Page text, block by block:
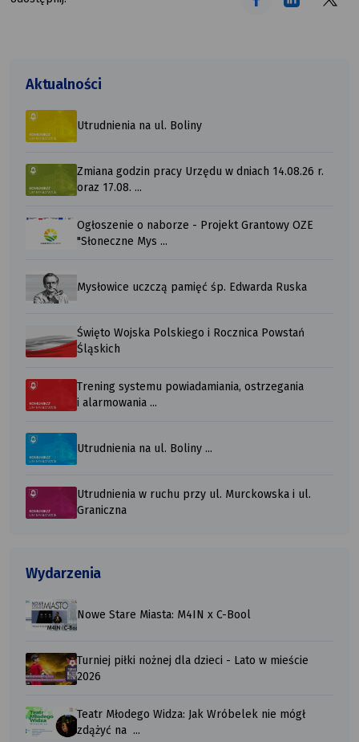
Aktualności
Utrudnienia na ul. Boliny
Zmiana godzin pracy Urzędu w dniach 14.08.26 r.
oraz 17.08. ...
Ogłoszenie o naborze - Projekt Grantowy OZE
"Słoneczne Mys ...
Mysłowice uczczą pamięć śp. Edwarda Ruska
Święto Wojska Polskiego i Rocznica Powstań
Śląskich
Trening systemu powiadamiania, ostrzegania
i alarmowania ...
Utrudnienia na ul. Boliny ...
Utrudnienia w ruchu przy ul. Murckowska i ul.
Graniczna
Wydarzenia
Nowe Stare Miasta: M4IN x C-Bool
Turniej piłki nożnej dla dzieci - Lato w mieście
2026
Teatr Młodego Widza: Jak Wróbelek nie mógł
zdążyć na ...